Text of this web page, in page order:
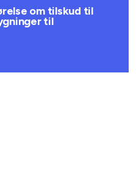
om tilskud til
til